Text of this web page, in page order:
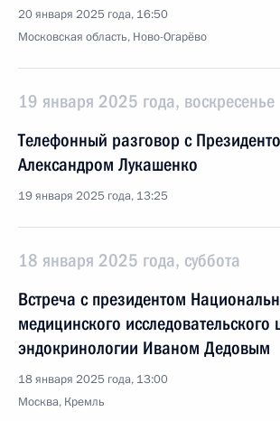
20 января 2025 года, 16:50
Московская область, Ново-Огарёво
19 января 2025 года, воскресенье
Телефонный разговор с
Александром Лукашенко
19 января 2025 года, 13:25
18 января 2025 года, суббота
Встреча с президентом
медицинского исследовательского
эндокринологии Иваном Дедовым
18 января 2025 года, 13:00
Москва, Кремль